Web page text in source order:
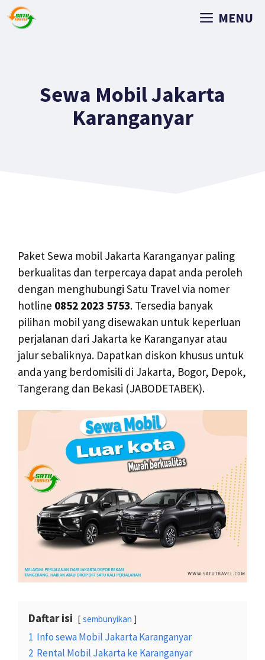
MENU
Sewa Mobil Jakarta
Karanganyar
Paket Sewa mobil Jakarta Karanganyar paling
berkualitas dan terpercaya dapat anda peroleh
dengan menghubungi Satu Travel via nomer
hotline 0852 2023 5753. Tersedia banyak
pilihan mobil yang disewakan untuk keperluan
perjalanan dari Jakarta ke Karanganyar atau
jalur sebaliknya. Dapatkan diskon khusus untuk
anda yang berdomisili di Jakarta, Bogor, Depok,
Tangerang dan Bekasi (JABODETABEK).
Daftar isi sembunyikan
1 Info sewa Mobil Jakarta Karanganyar
2 Rental Mobil Jakarta ke Karanganyar